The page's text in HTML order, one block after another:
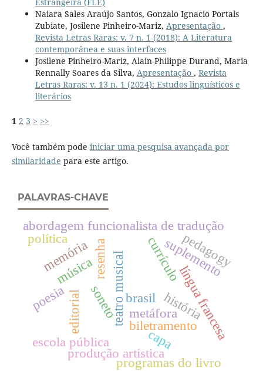
Naiara Sales Araújo Santos, Gonzalo Ignacio Portals
Zubiate, Josilene Pinheiro-Mariz, Apresentação ,
Revista Letras Raras: v. 7 n. 1 (2018): A Literatura
contemporânea e suas interfaces
Josilene Pinheiro-Mariz, Alain-Philippe Durand, Maria
Rennally Soares da Silva, Apresentação , Revista
Letras Raras: v. 13 n. 1 (2024): Estudos linguísticos e
literários
1 2 3 > >>
Você também pode iniciar uma pesquisa avançada por
similaridade para este artigo.
PALAVRAS-CHAVE
teatro musicalbrasil história
resenha
editorial língua francesa
escola pública
currículo
memória
produção artística
biletramento
capa
suplemento
abordagem funcionalista de tradução
poesia
música
programas do livro
soneto
pedagogy
metáfora
política